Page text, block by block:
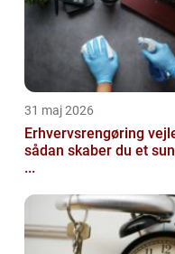
31 maj 2026
Erhvervsrengøring
sådan skaber du et
...